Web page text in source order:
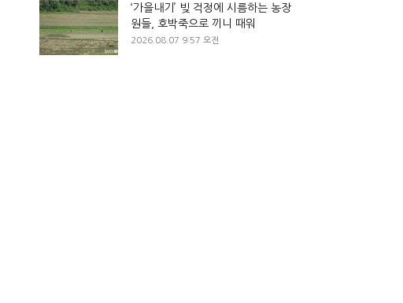
‘가을내기’ 빚 걱정에 시름하는 농장
원들, 호박죽으로 끼니 때워
2026.08.07 9:57 오전